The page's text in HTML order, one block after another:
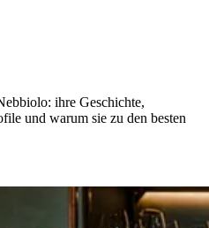
ihre Geschichte,
und warum sie zu den besten